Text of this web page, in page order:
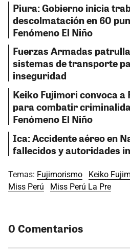
Piura: Gobierno inicia
descolmatación en 60
Fenómeno El Niño
Fuerzas Armadas
sistemas de transporte
inseguridad
Keiko Fujimori convoca a
para combatir
Fenómeno El Niño
Ica: Accidente aéreo en
fallecidos y autoridades
Temas: Fujimorismo Keiko
Miss Perú
Miss Perú La Pre
0 Comentarios